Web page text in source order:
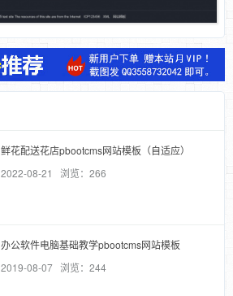
鲜花配送花店pbootcms网站模板（自适应）
2022-08-21 浏览：266
办公软件电脑基础教学pbootcms网站模板
2019-08-07 浏览：244